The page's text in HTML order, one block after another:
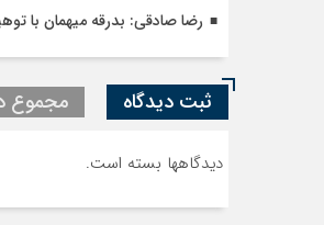
رضا صادقی: بدرقه میهمان با
ثبت دیدگاه مجموع
دیدگاهها بسته است.